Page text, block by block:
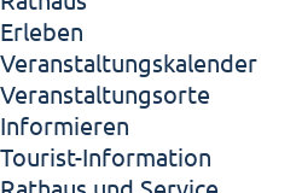
Erleben
Veranstaltungskalender
Veranstaltungsorte
Informieren
Tourist-Information